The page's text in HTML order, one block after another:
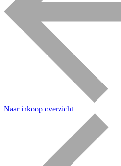
Naar inkoop overzicht